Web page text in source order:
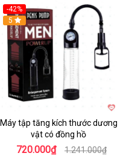
-42%
5
Máy tập tăng kích thước dương
vật có đồng hồ
720.000₫ 1.241.000₫